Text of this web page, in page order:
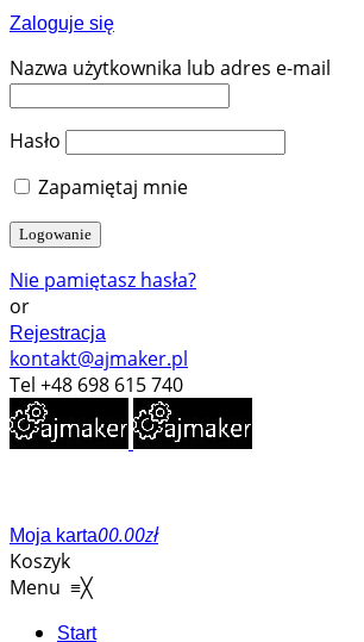
Zaloguje się
Nazwa użytkownika lub adres e-mail
Hasło
Zapamiętaj mnie
Nie pamiętasz hasła?
or
Rejestracja
kontakt@ajmaker.pl
Tel +48 698 615 740
Moja karta00.00zł
Koszyk
Menu ≡╳
Start